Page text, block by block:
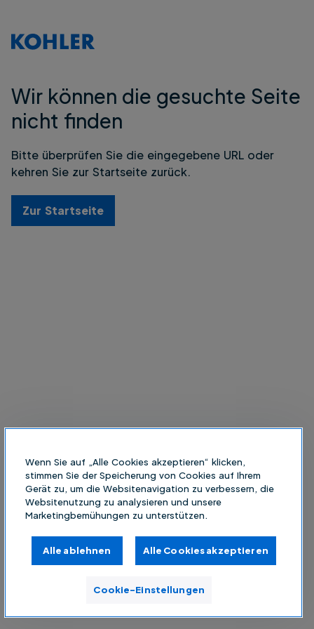
Wir können die gesuchte Seite
nicht finden
Bitte überprüfen Sie die eingegebene URL oder
kehren Sie zur Startseite zurück.
Zur Startseite
Wenn Sie auf „Alle Cookies akzeptieren“ klicken,
stimmen Sie der Speicherung von Cookies auf Ihrem
Gerät zu, um die Websitenavigation zu verbessern, die
Websitenutzung zu analysieren und unsere
Marketingbemühungen zu unterstützen.
Alle ablehnen Alle Cookies akzeptieren
Cookie-Einstellungen